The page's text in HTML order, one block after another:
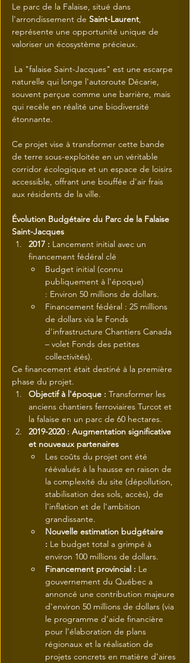
Le parc de la Falaise, situé dans
l'arrondissement de Saint-Laurent,
représente une opportunité unique de
valoriser un écosystème précieux.
La "falaise Saint-Jacques" est une escarpe
naturelle qui longe l'autoroute Décarie,
souvent perçue comme une barrière, mais
qui recèle en réalité une biodiversité
étonnante.
Ce projet vise à transformer cette bande
de terre sous-exploitée en un véritable
corridor écologique et un espace de loisirs
accessible, offrant une bouffée d'air frais
aux résidents de la ville.
Évolution Budgétaire du Parc de la Falaise
Saint-Jacques
2017 : Lancement initial avec un
financement fédéral clé
Budget initial (connu
publiquement à l'époque)
: Environ 50 millions de dollars.
Financement fédéral : 25 millions
de dollars via le Fonds
d'infrastructure Chantiers Canada
– volet Fonds des petites
collectivités).
Ce financement était destiné à la première
phase du projet.
Objectif à l'époque : Transformer les
anciens chantiers ferroviaires Turcot et
la falaise en un parc de 60 hectares.
2019-2020 : Augmentation significative
et nouveaux partenaires
Les coûts du projet ont été
réévalués à la hausse en raison de
la complexité du site (dépollution,
stabilisation des sols, accès), de
l'inflation et de l'ambition
grandissante.
Nouvelle estimation budgétaire
: Le budget total a grimpé à
environ 100 millions de dollars.
Financement provincial : Le
gouvernement du Québec a
annoncé une contribution majeure
d'environ 50 millions de dollars (via
le programme d’aide financière
pour l’élaboration de plans
régionaux et la réalisation de
projets concrets en matière d’aires